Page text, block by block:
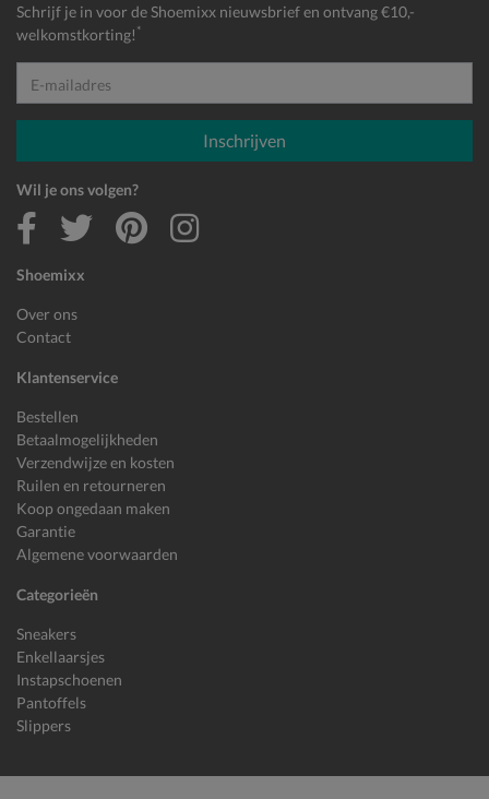
Shoemixx
Over ons
Contact
Klantenservice
Bestellen
Betaalmogelijkheden
Verzendwijze en kosten
Ruilen en retourneren
Koop ongedaan maken
Garantie
Algemene voorwaarden
Categorieën
Sneakers
Enkellaarsjes
Instapschoenen
Pantoffels
Slippers
Schrijf je in voor de Shoemixx nieuwsbrief en ontvang €10,-
welkomstkorting! *
E-mailadres
Inschrijven
Wil je ons volgen?